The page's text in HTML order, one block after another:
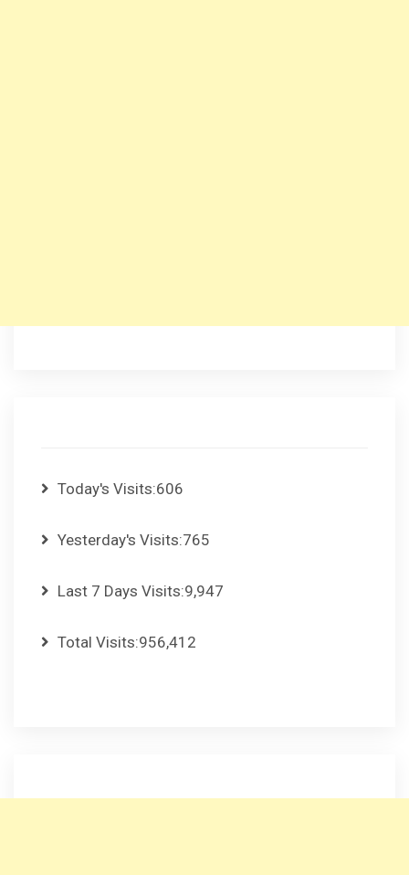
Today's Visits:606
Yesterday's Visits:765
Last 7 Days Visits:9,947
Total Visits:956,412